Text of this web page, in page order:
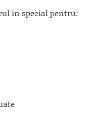
in special pentru: